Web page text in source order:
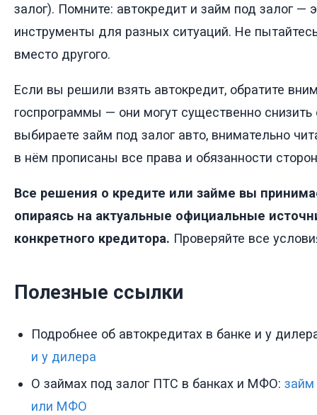
залог). Помните: автокредит и займ под залог —
инструменты для разных ситуаций. Не
вместо другого.
Если вы решили взять автокредит, обратите
госпрограммы — они могут существенно снизить
выбираете займ под залог авто, внимательно
в нём прописаны все права и обязанности
Все решения о кредите или займе вы
опираясь на актуальные официальные
конкретного кредитора. Проверяйте все
Полезные ссылки
Подробнее об автокредитах в банке и у
и у дилера
О займах под залог ПТС в банках и МФО: займ
или МФО